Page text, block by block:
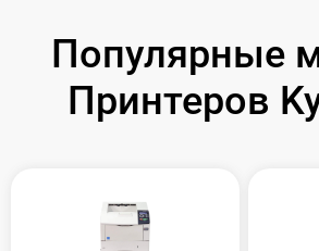
Популярные
Принтеров